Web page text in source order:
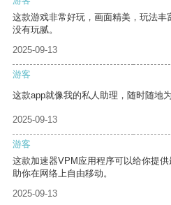
这款游戏非常好玩，画面精美，玩法
没有玩腻。
2025-09-13
游客
这款app就像我的私人助理，随时随地
2025-09-13
游客
这款加速器VPM应用程序可以给你提
助你在网络上自由移动。
2025-09-13